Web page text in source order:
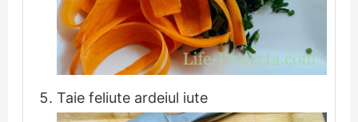
Taie feliute ardeiul iute